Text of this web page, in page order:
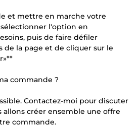
et mettre en marche votre
l'option en
puis de faire défiler
de la page et de cliquer sur le
commande ?
Contactez-moi pour discuter
allons créer ensemble une offre
commande.